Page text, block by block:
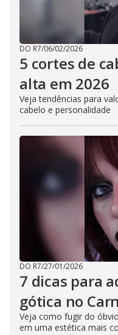
DO R7/06/02/2026
5 cortes de
alta em 2026
Veja tendências para
cabelo e personalidade
DO R7/27/01/2026
7 dicas para
gótica no
Veja como fugir do
em uma estética mais